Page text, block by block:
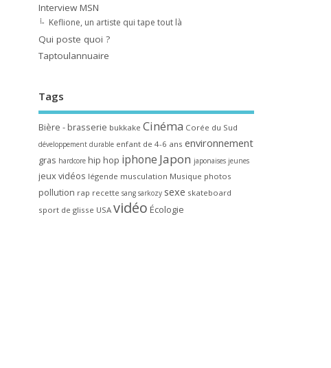
Interview MSN
Keflione, un artiste qui tape tout là
Qui poste quoi ?
Taptoulannuaire
Tags
Bière - brasserie bukkake Cinéma Corée du Sud
développement durable enfant de 4-6 ans environnement
gras hardcore hip hop iphone Japon japonaises jeunes
jeux vidéos légende musculation Musique photos
pollution rap recette sang sarkozy sexe skateboard
sport de glisse USA vidéo Écologie